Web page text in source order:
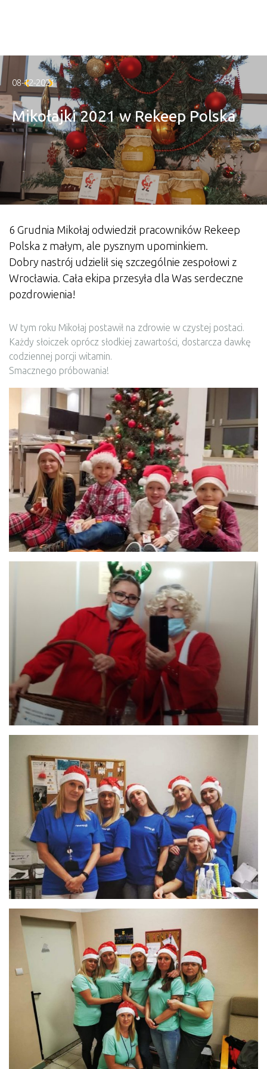
08-12-2021
Mikołajki 2021 w Rekeep Polska
6 Grudnia Mikołaj odwiedził pracowników Rekeep
Polska z małym, ale pysznym upominkiem.
Dobry nastrój udzielił się szczególnie zespołowi z
Wrocławia. Cała ekipa przesyła dla Was serdeczne
pozdrowienia!
W tym roku Mikołaj postawił na zdrowie w czystej postaci.
Każdy słoiczek oprócz słodkiej zawartości, dostarcza dawkę
codziennej porcji witamin.
Smacznego próbowania!